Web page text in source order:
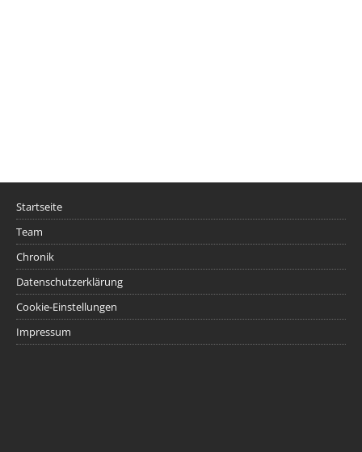
Startseite
Team
Chronik
Datenschutzerklärung
Cookie-Einstellungen
Impressum